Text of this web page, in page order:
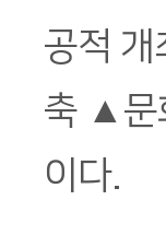
공적
축 ▲문
이다.